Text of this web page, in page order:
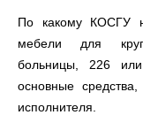
По какому КОСГУ
мебели для
больницы, 226
основные
исполнителя.